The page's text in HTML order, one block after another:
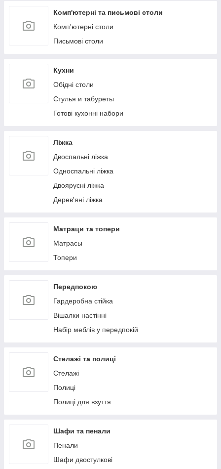
Комп'ютерні та письмові столи
Комп'ютерні столи
Письмові столи
Кухни
Обідні столи
Стулья и табуреты
Готові кухонні набори
Ліжка
Двоспальні ліжка
Односпальні ліжка
Двоярусні ліжка
Дерев'яні ліжка
Матраци та топери
Матрасы
Топери
Передпокою
Гардеробна стійка
Вішалки настінні
Набір меблів у передпокій
Стелажі та полиці
Стелажі
Полиці
Полиці для взуття
Шафи та пенали
Пенали
Шафи двостулкові